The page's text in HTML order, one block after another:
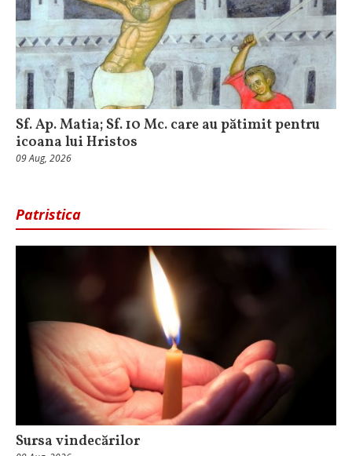
Sf. Ap. Matia; Sf. 10 Mc. care au pătimit pentru
icoana lui Hristos
09 Aug, 2026
Patristica
Sursa vindecărilor